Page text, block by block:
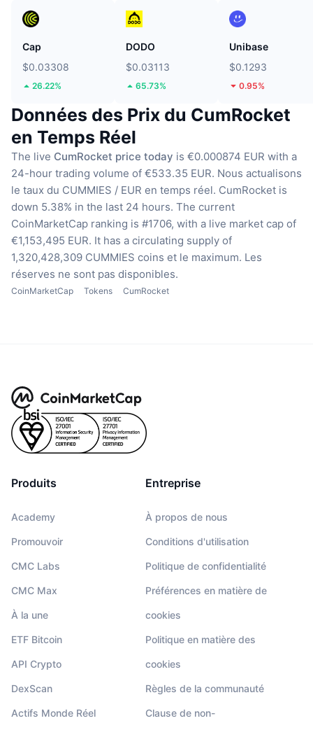
Cap
$0.03308
26.22%
DODO
$0.03113
65.73%
Unibase
$0.1293
0.95%
Données des Prix du CumRocket
en Temps Réel
The live CumRocket price today is €0.000874 EUR with a
24-hour trading volume of €533.35 EUR. Nous actualisons
le taux du CUMMIES / EUR en temps réel. CumRocket is
down 5.38% in the last 24 hours. The current
CoinMarketCap ranking is #1706, with a live market cap of
€1,153,495 EUR. It has a circulating supply of
1,320,428,309 CUMMIES coins et le maximum. Les
réserves ne sont pas disponibles.
CoinMarketCap Tokens CumRocket
Produits
Academy
Promouvoir
CMC Labs
CMC Max
À la une
ETF Bitcoin
API Crypto
DexScan
Actifs Monde Réel
Entreprise
À propos de nous
Conditions d'utilisation
Politique de confidentialité
Préférences en matière de
cookies
Politique en matière des
cookies
Règles de la communauté
Clause de non-